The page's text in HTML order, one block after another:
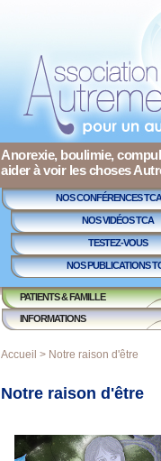
Anorexie, boulimie,
aider à voir les choses
NOS CONFÉRENCES TCA
NOS VIDÉOS TCA
TESTEZ-VOUS
NOS PUBLICATIONS
PATIENTS & FAMILLE
INFORMATIONS
Accueil > Notre raison d'être
Notre raison d'être